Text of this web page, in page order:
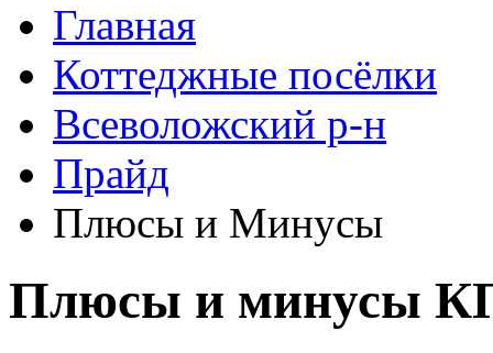
Главная
Коттеджные посёлки
Всеволожский р-н
Прайд
Плюсы и Минусы
Плюсы и минусы